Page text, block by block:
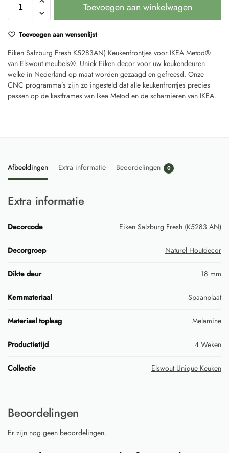
Toevoegen aan winkelwagen
Toevoegen aan wensenlijst
Eiken Salzburg Fresh K5283AN) Keukenfrontjes voor IKEA Metod®
van Elswout meubels®. Uniek Eiken decor voor uw keukendeuren
welke in Nederland op maat worden gezaagd en gefreesd. Onze
CNC programma’s zijn zo ingesteld dat alle keukenfrontjes precies
passen op de kastframes van Ikea Metod en de scharnieren van IKEA.
Afbeeldingen Extra informatie Beoordelingen 0
Extra informatie
Decorcode Eiken Salzburg Fresh (K5283 AN)
Decorgroep Naturel Houtdecor
Dikte deur 18 mm
Kernmateriaal Spaanplaat
Materiaal toplaag Melamine
Productietijd 4 Weken
Collectie Elswout Unique Keuken
Beoordelingen
Er zijn nog geen beoordelingen.